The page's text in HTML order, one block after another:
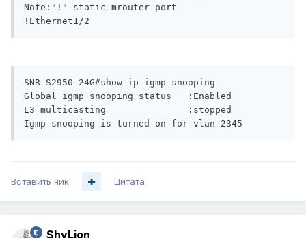
Note:"!"-static mrouter port
SNR-S2950-24G#show ip igmp snooping
Global igmp snooping status   :Enabled
L3 multicasting               :stopped
Вставить ник Цитата
ShyLion